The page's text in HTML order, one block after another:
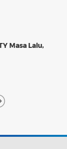
Masa Lalu,